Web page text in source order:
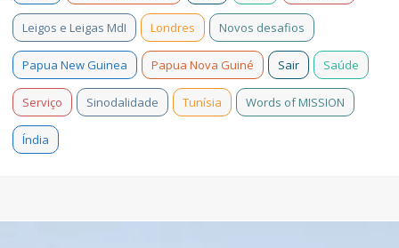
Leigos e Leigas MdI Londres Novos desafios
Papua New Guinea Papua Nova Guiné Sair Saúde
Serviço Sinodalidade Tunísia Words of MISSION
Índia